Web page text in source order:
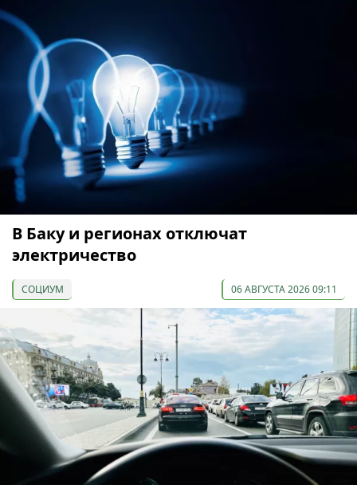
В Баку и регионах отключат
электричество
СОЦИУМ 06 АВГУСТА 2026 09:11